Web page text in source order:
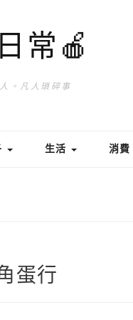
常🍎
。凡人瑣碎事
生活 消費
蛋行